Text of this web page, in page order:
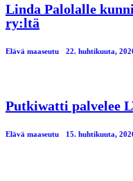
Linda Palolalle
ry:ltä
Elävä maaseutu 22. huhtikuuta,
Putkiwatti palvelee
Elävä maaseutu 15. huhtikuuta,